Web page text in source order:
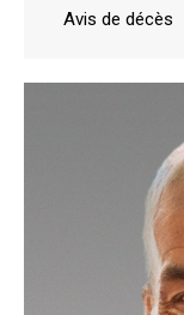
Avis de décès